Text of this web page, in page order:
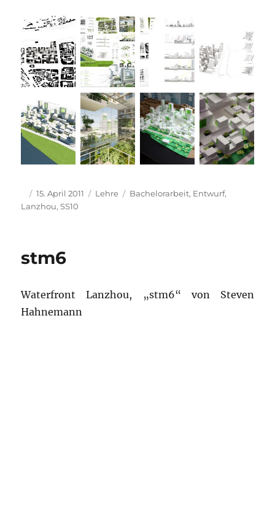
AutorVeröffentlicht
am
15. April 2011 Kategorien
Lehre Schlagwörter
Bachelorarbeit, Entwurf,
Lanzhou,SS10
stm6
Waterfront Lanzhou, „stm6“ von Steven
Hahnemann